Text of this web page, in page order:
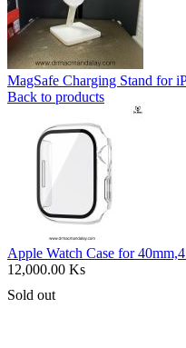
MagSafe Charging Stand for
Back to products
Apple Watch Case for
12,000.00 Ks
Sold out